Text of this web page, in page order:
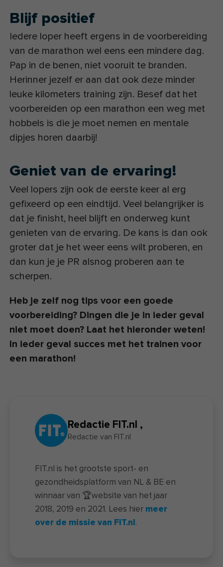
Blijf positief
Iedere loper heeft ergens in de voorbereiding
van de marathon wel eens een mindere dag.
Pap in de benen, niet vooruit te branden.
Herinner jezelf er aan dat ook deze minder
leuke kilometers training zijn. Besef dat het
voorbereiden op een marathon een weg met
hobbels is die je moet nemen en mentale
dipjes horen daarbij!
Geniet van de ervaring!
Veel lopers zijn ook de eerste keer al erg
gefixeerd op een eindtijd. Veel belangrijker is
dat je finisht, heel blijft en onderweg kunt
genieten van de ervaring. De kans is dan ook
groter dat je het weer eens wilt proberen, en
dan kun je je PR alsnog proberen aan te
scherpen.
Heb je zelf nog tips voor een goede
voorbereiding? Dingen die je in ieder geval
niet moet doen? Laat het hieronder weten!
In ieder geval succes met het trainen voor
een marathon!
Redactie FIT.nl ,
Redactie van FIT.nl
FIT.nl is het grootste sport- en
gezondheidsplatform van NL & BE en
winnaar van 🏆website van het jaar
2018, 2019 en 2021. Lees hier meer
over de missie van FIT.nl.